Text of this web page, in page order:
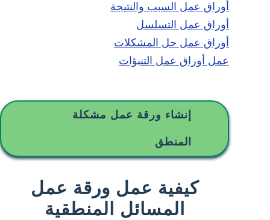
أوراق عمل السبب والنتيجة
أوراق عمل التسلسل
أوراق عمل حل المشكلات
عمل أوراق عمل التنبؤات
إنشاء ورقة عمل مشكلة
المنطق
كيفية عمل ورقة عمل
المسائل المنطقية